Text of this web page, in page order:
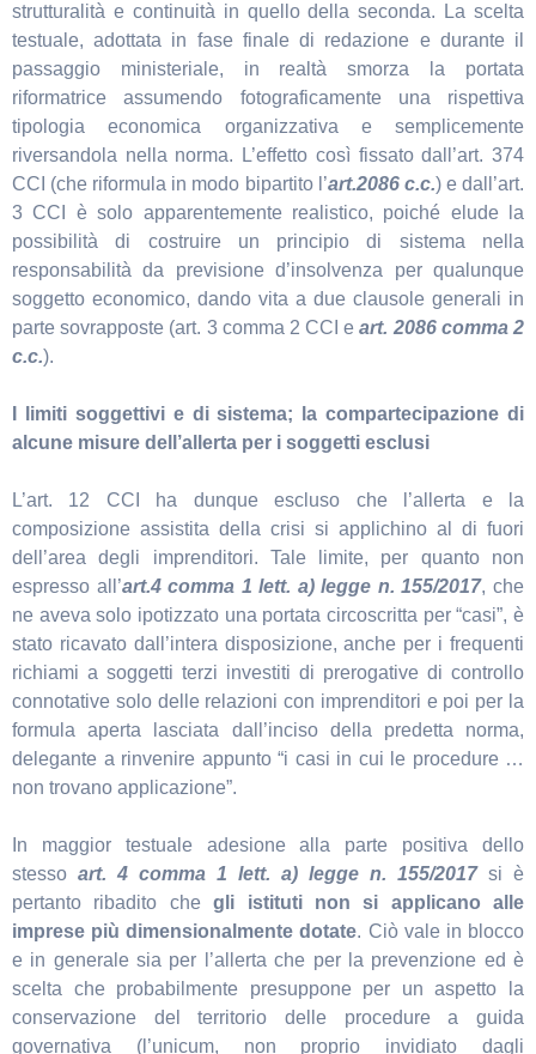
strutturalità e continuità in quello della seconda. La scelta
testuale, adottata in fase finale di redazione e durante il
passaggio ministeriale, in realtà smorza la portata
riformatrice assumendo fotograficamente una rispettiva
tipologia economica organizzativa e semplicemente
riversandola nella norma. L’effetto così fissato dall’art. 374
CCI (che riformula in modo bipartito l’art.2086 c.c.) e dall’art.
3 CCI è solo apparentemente realistico, poiché elude la
possibilità di costruire un principio di sistema nella
responsabilità da previsione d’insolvenza per qualunque
soggetto economico, dando vita a due clausole generali in
parte sovrapposte (art. 3 comma 2 CCI eart. 2086 comma 2
c.c.).
I limiti soggettivi e di sistema; la compartecipazione di
alcune misure dell’allerta per i soggetti esclusi
L’art. 12 CCI ha dunque escluso che l’allerta e la
composizione assistita della crisi si applichino al di fuori
dell’area degli imprenditori. Tale limite, per quanto non
espresso all’art.4 comma 1 lett. a) legge n. 155/2017, che
ne aveva solo ipotizzato una portata circoscritta per “casi”, è
stato ricavato dall’intera disposizione, anche per i frequenti
richiami a soggetti terzi investiti di prerogative di controllo
connotative solo delle relazioni con imprenditori e poi per la
formula aperta lasciata dall’inciso della predetta norma,
delegante a rinvenire appunto “i casi in cui le procedure …
non trovano applicazione”.
In maggior testuale adesione alla parte positiva dello
stesso art. 4 comma 1 lett. a) legge n. 155/2017si è
pertanto ribadito chegli istituti non si applicano alle
imprese più dimensionalmente dotate. Ciò vale in blocco
e in generale sia per l’allerta che per la prevenzione ed è
scelta che probabilmente presuppone per un aspetto la
conservazione del territorio delle procedure a guida
governativa (l’unicum, non proprio invidiato dagli